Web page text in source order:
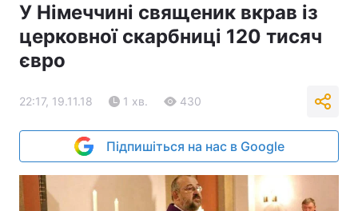
У Німеччині священик вкрав із
церковної скарбниці 120 тисяч
євро
22:17, 19.11.18 1 хв. 430
Підпишіться на нас в Google